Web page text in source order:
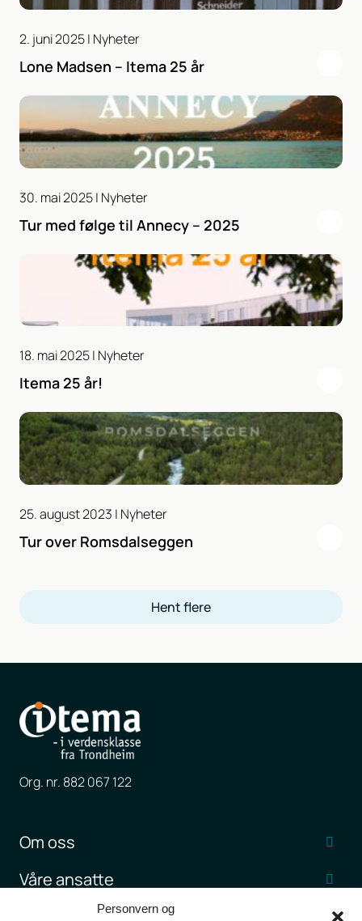
Personvern og
2. juni 2025 | Nyheter
Lone Madsen – Itema 25 år
30. mai 2025 | Nyheter
Tur med følge til Annecy – 2025
18. mai 2025 | Nyheter
Itema 25 år!
25. august 2023 | Nyheter
Tur over Romsdalseggen
Hent flere
Org. nr. 882 067 122
Om oss
Våre ansatte
Jobb hos Itema